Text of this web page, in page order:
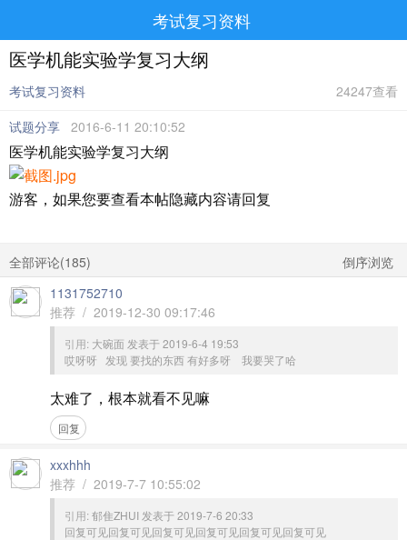
考试复习资料
医学机能实验学复习大纲
考试复习资料
24247查看
试题分享 2016-6-11 20:10:52
医学机能实验学复习大纲
游客，如果您要查看本帖隐藏内容请回复
全部评论(185)
倒序浏览
1131752710
推荐 / 2019-12-30 09:17:46
引用: 大碗面 发表于 2019-6-4 19:53
哎呀呀 发现 要找的东西 有好多呀 我要哭了哈
太难了，根本就看不见嘛
回复
xxxhhh
推荐 / 2019-7-7 10:55:02
引用: 郁隹ZHUI 发表于 2019-7-6 20:33
回复可见回复可见回复可见回复可见回复可见回复可见